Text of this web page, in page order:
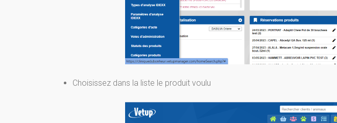
Choisissez dans la liste le produit voulu